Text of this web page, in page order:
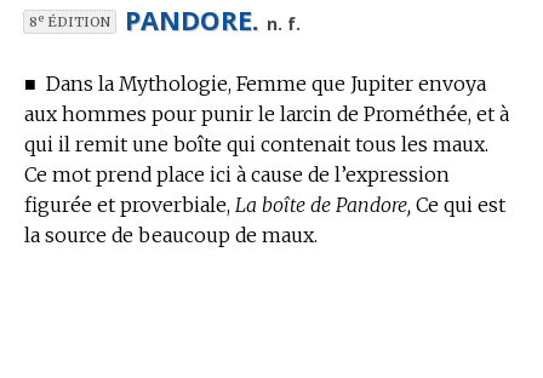
8eÉDITION PANDORE. n. f.
■ Dans la Mythologie, Femme que Jupiter envoya
aux hommes pour punir le larcin de Prométhée, et à
qui il remit une boîte qui contenait tous les maux.
Ce mot prend place ici à cause de l’expression
figurée et proverbiale, La boîte de Pandore, Ce qui est
la source de beaucoup de maux.